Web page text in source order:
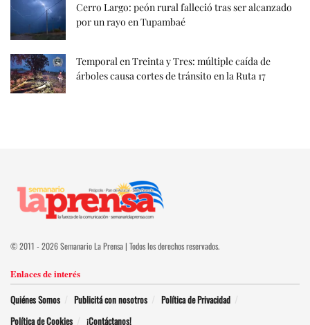
Cerro Largo: peón rural falleció tras ser alcanzado
por un rayo en Tupambaé
Temporal en Treinta y Tres: múltiple caída de
árboles causa cortes de tránsito en la Ruta 17
© 2011 - 2026 Semanario La Prensa | Todos los derechos reservados.
Enlaces de interés
Quiénes Somos Publicitá con nosotros
Política de Privacidad
Política de Cookies
¡Contáctanos!